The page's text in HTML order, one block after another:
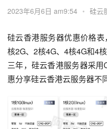
2023年6月6日 am9:54 • 硅云
硅云香港服务器优惠价格
核2G、2核4G、4核4G和4
三年，硅云香港服务器采
惠分享硅云香港云服务器不